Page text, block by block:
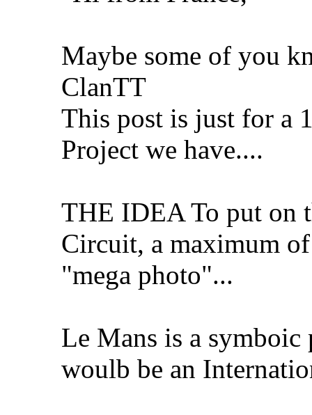
Maybe some of you
ClanTT
This post is just for a
Project we have....
THE IDEA To put on
Circuit, a maximum
"mega photo"...
Le Mans is a
woulb be an